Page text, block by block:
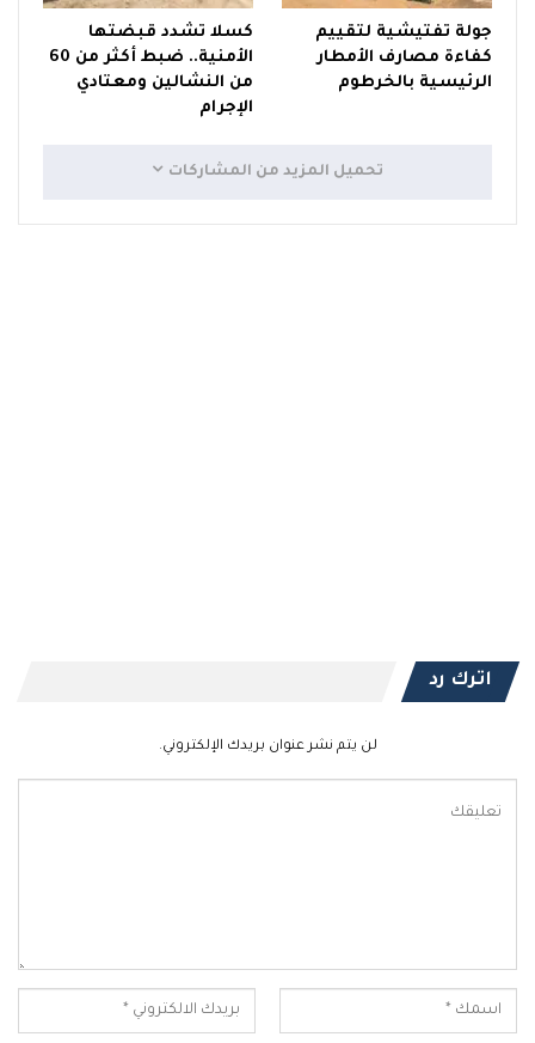
جولة تفتيشية لتقييم
كفاءة مصارف الأمطار
الرئيسية بالخرطوم
كسلا تشدد قبضتها
الأمنية.. ضبط أكثر من 60
من النشالين ومعتادي
الإجرام
تحميل المزيد من المشاركات
اترك رد
لن يتم نشر عنوان بريدك الإلكتروني.